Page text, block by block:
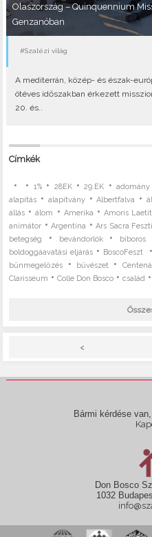
Olaszország – Quinquennium
Genzanóban
#Szalézi világ
A mediterrán, közép- és észak-
ötéves időszakban érkezett
20. és..
Címkék
• • 1%• 28EK•29.EK •adomány
alapítás • alapítvány•Albertfalva •
állás •álom • Amerika • Amoris
animátor •Argentína •Ars Sacra
betegség • bevándorlók• bíboros
boldoggáavatási eljárás • BoscoFeszt •
bűnmegelőzés • bűvészet •
Clarisseum •Colle Don Bosco •család
<
Bármi kérdése
Don Bosco
1032